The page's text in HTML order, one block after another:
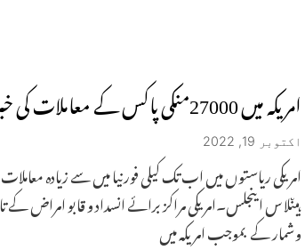
امریکہ میں 27000منکی پاکس کے معاملات کی خبر
اکتوبر 19, 2022
امریکی ریاستوں میں اب تک کیلی فورنیا میں سے زیادہ
ہیںلا س اینجلس۔امریکی مراکز برائے انسداد و قابو امراض کے
وشمار کے بموجب امریکہ میں